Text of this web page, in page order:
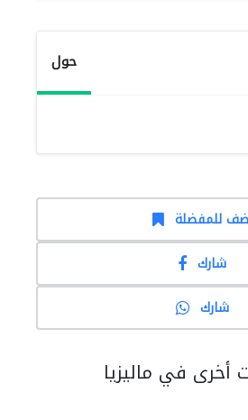
حول
للمفضلة
شارك
شارك
في ماليزيا